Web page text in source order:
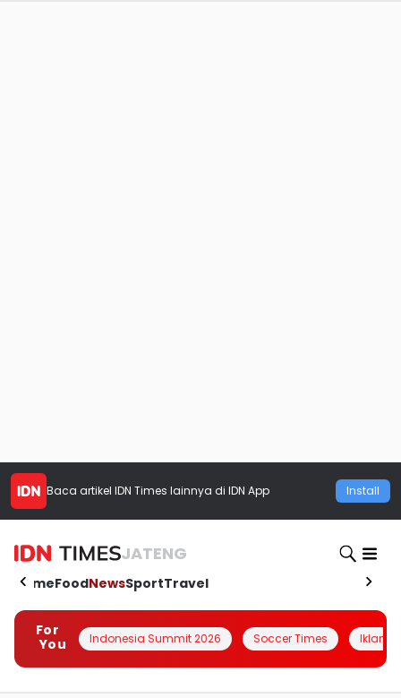
Baca artikel IDN Times lainnya di IDN App Install
JATENG
HomeFoodNewsSportTravel
For
You
Indonesia Summit 2026 Soccer Times Iklanin